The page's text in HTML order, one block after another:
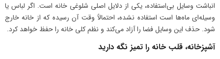
انباشت وسایل بی‌استفاده، یکی از دلایل اصلی شلوغی خانه است. اگر لباس یا
وسیله‌ای ماه‌ها است استفاده نشده، احتمالاً وقت آن رسیده که از خانه خارج
شود. حذف این وسایل فضا را آزاد می‌کند و نظم کلی خانه را حفظ خواهد کرد.
آشپزخانه، قلب خانه را تمیز نگه دارید